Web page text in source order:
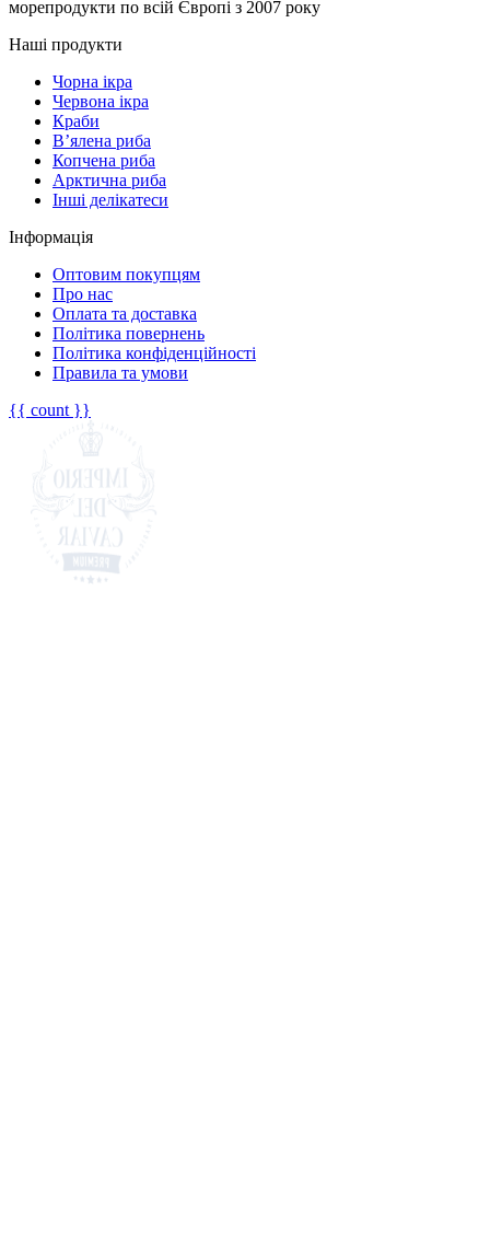
морепродукти по всій Європі з 2007 року
Наші продукти
Чорна ікра
Червона ікра
Краби
В’ялена риба
Копчена риба
Арктична риба
Інші делікатеси
Інформація
Оптовим покупцям
Про нас
Оплата та доставка
Політика повернень
Політика конфіденційності
Правила та умови
{{ count }}